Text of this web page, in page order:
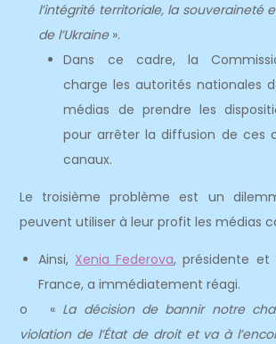
l’intégrité territoriale, la souveraineté
de l’Ukraine».
Dans ce cadre, la
charge les autorités nationales
médias de prendre les
pour arrêter la diffusion de ces
canaux.
Le troisième problème est un
peuvent utiliser à leur profit les médias
Ainsi, Xenia Federova, présidente et
France, a immédiatement réagi.
o « La décision de bannir notre
violation de l’État de droit et va à